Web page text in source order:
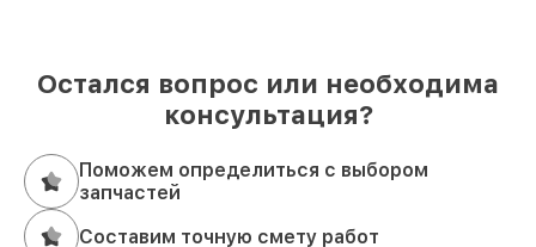
Остался вопрос или необходима
консультация?
Поможем определиться с выбором
запчастей
Составим точную смету работ